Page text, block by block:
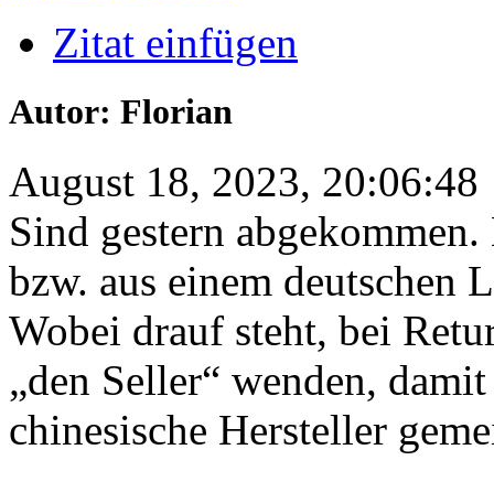
Zitat einfügen
Autor: Florian
August 18, 2023, 20:06:48
Sind gestern
bzw. aus einem deutschen
Wobei drauf steht, bei
„den Seller“ wenden,
chinesische Hersteller